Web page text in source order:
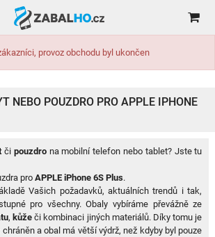
provoz obchodu byl ukončen
NEBO POUZDRO PRO APPLE IPHONE
či pouzdrona mobilní telefon nebo tablet? Jste tu
pro APPLE iPhone 6S Plus.
Vašich požadavků, aktuálních trendů i tak,
pro všechny. Obaly vybíráme převážně ze
, kůže či kombinaci jiných materiálů. Díky tomu je
a obal má větší výdrž, než kdyby byl pouze